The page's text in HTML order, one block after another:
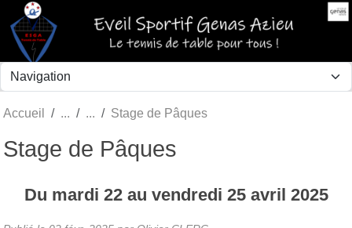
Accueil Stage de Pâques
Stage de Pâques
Du mardi 22au vendredi 25 avril 2025
Panneau de gestion des cookies